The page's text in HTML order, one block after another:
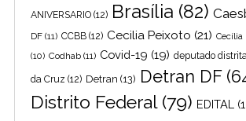
ANIVERSARIO (12) Brasília (82)
DF (11) CCBB (12) Cecilia Peixoto (21) Cecília
(10) Codhab (11) Covid-19 (19) deputado
da Cruz (12) Detran (13) Detran DF
Distrito Federal(79) EDITAL